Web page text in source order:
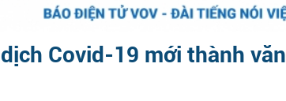
Covid-19 mới thành văn